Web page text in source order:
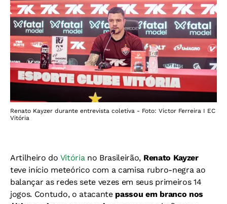
Renato Kayzer durante entrevista coletiva - Foto: Victor Ferreira I EC
Vitória
Artilheiro do Vitóriano Brasileirão, Renato Kayzer
teve início meteórico com a camisa rubro-negra ao
balançar as redes sete vezes em seus primeiros 14
jogos. Contudo, o atacante passou em branco nos